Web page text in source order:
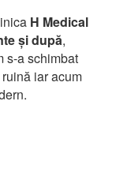
H Medical
și după,
s-a schimbat
iar acum